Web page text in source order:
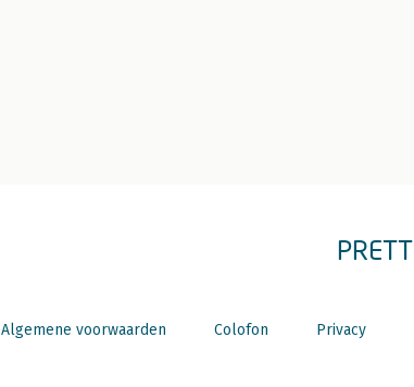
Algemene voorwaarden Colofon Privacy